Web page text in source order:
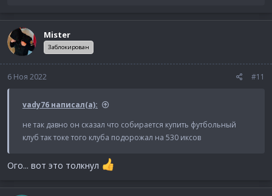
к
ц
и
и
Mister
Заблокирован
6 Ноя 2022 #11
vady76 написал(а):
не так давно он сказал что собирается купить футбольный
клуб так токе того клуба подорожал на 530 иксов
Ого... вот это толкнул